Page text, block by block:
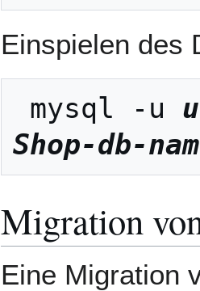
Einspielen des
mysql -u
Shop-db-
Migration
Eine Migration